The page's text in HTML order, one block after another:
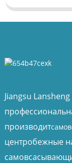
Jiangsu
производит
центробежные